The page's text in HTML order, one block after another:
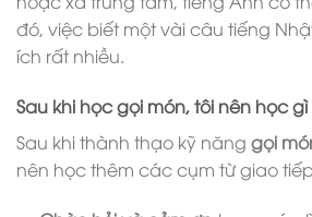
đó, việc biết một vài câu tiếng
ích rất nhiều.
Sau khi học gọi món, tôi nên học
Sau khi thành thạo kỹ năng gọi
nên học thêm các cụm từ giao